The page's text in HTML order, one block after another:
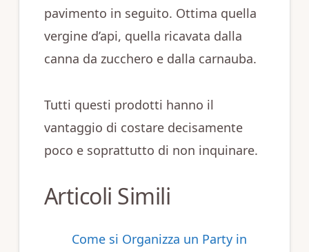
pavimento in seguito. Ottima quella
vergine d’api, quella ricavata dalla
canna da zucchero e dalla carnauba.
Tutti questi prodotti hanno il
vantaggio di costare decisamente
poco e soprattutto di non inquinare.
Articoli Simili
Come si Organizza un Party in